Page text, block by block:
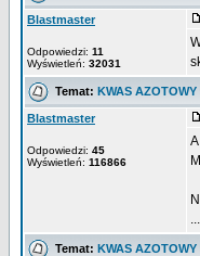
Blastmaster
Odpowiedzi: 11
Wyświetleń: 32031
Temat: KWAS AZOTOWY
Blastmaster
Odpowiedzi: 45
Wyświetleń: 116866
...
Temat: KWAS AZOTOWY